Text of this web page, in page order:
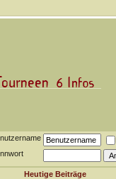
Heutige Beiträge